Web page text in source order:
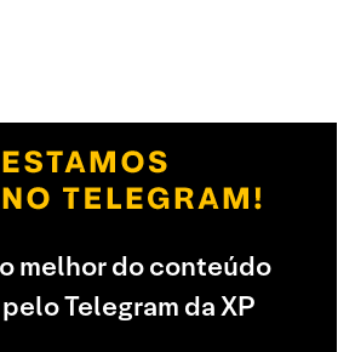
melhor do conteúdo
Telegram da XP